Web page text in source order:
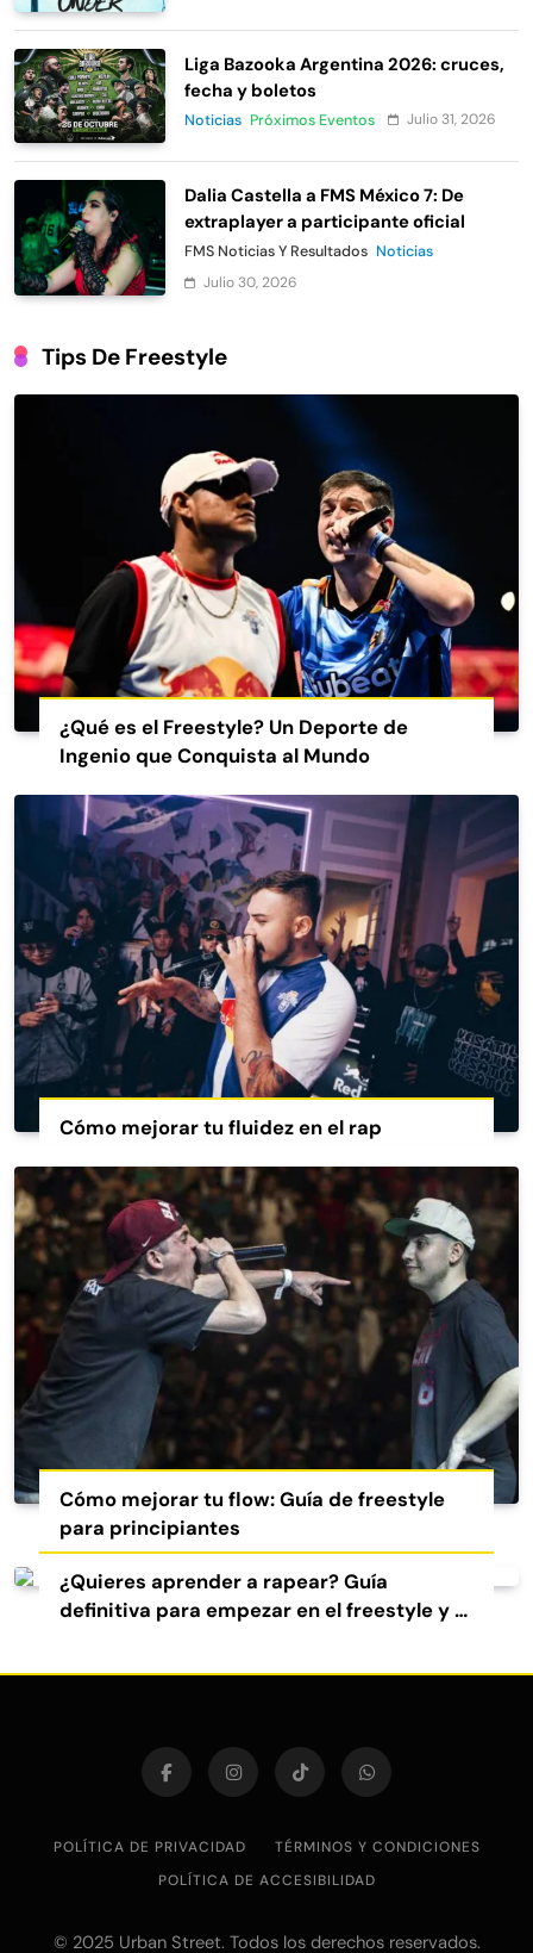
Liga Bazooka Argentina 2026: cruces,
fecha y boletos
Noticias Próximos Eventos Julio 31, 2026
Dalia Castella a FMS México 7: De
extraplayer a participante oficial
FMS Noticias Y Resultados Noticias
Julio 30, 2026
Tips De Freestyle
¿Qué es el Freestyle? Un Deporte de
Ingenio que Conquista al Mundo
Cómo mejorar tu fluidez en el rap
Cómo mejorar tu flow: Guía de freestyle
para principiantes
¿Quieres aprender a rapear? Guía
definitiva para empezar en el freestyle y el
POLÍTICA DE PRIVACIDAD
TÉRMINOS Y CONDICIONES
POLÍTICA DE ACCESIBILIDAD
© 2025 Urban Street. Todos los derechos reservados.